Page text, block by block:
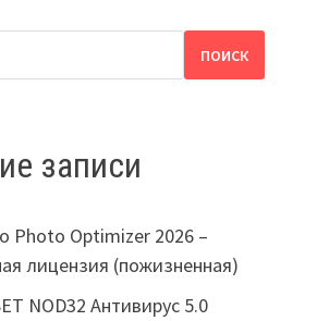
ПОИСК
записи
Photo Optimizer 2026 –
лицензия (пожизненная)
NOD32 Антивирус 5.0